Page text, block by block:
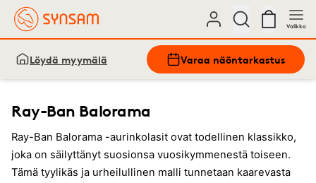
Valikko
Löydä myymälä Varaa näöntarkastus
Ray-Ban Balorama
Ray-Ban Balorama -aurinkolasit ovat todellinen klassikko,
joka on säilyttänyt suosionsa vuosikymmenestä toiseen.
Tämä tyylikäs ja urheilullinen malli tunnetaan kaarevasta